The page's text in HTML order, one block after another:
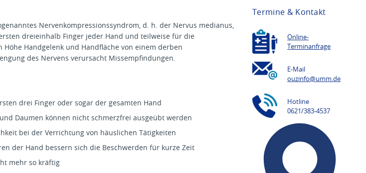
Nervenkompressionssyndrom, d. h. der Nervus medianus,
dreieinhalb Finger jeder Hand und teilweise für die
Handgelenk und Handfläche von einem derben
des Nervens verursacht Missempfindungen.
drei Finger oder sogar der gesamten Hand
Daumen können nicht schmerzfrei ausgeübt werden
bei der Verrichtung von häuslichen Tätigkeiten
der Hand bessern sich die Beschwerden für kurze Zeit
mehr so kräftig
Termine & Kontakt
Online-
Terminanfrage
E-Mail
ouzinfo@umm.de
Hotline
0621/383-4537